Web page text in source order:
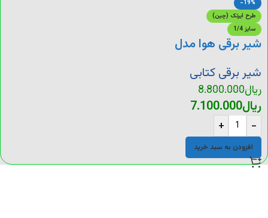
-19%
طرح ایرتک (چین)
سایز 1/4
شیر برقی هوا مدل
شیر برقی کتابی
ریال8.800.000
ریال7.100.000
-
+
افزودن به سبد خرید